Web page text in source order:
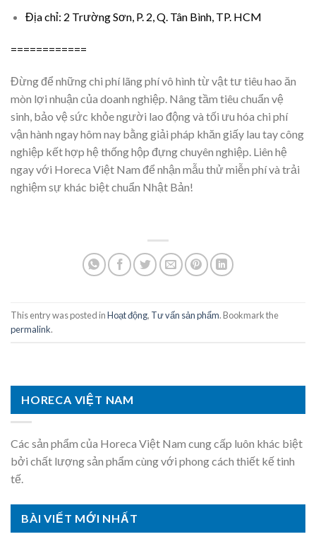
Địa chỉ: 2 Trường Sơn, P. 2, Q. Tân Bình, TP. HCM
============
Đừng để những chi phí lãng phí vô hình từ vật tư tiêu hao ăn
mòn lợi nhuận của doanh nghiệp. Nâng tầm tiêu chuẩn vệ
sinh, bảo vệ sức khỏe người lao động và tối ưu hóa chi phí
vận hành ngay hôm nay bằng giải pháp khăn giấy lau tay công
nghiệp kết hợp hệ thống hộp đựng chuyên nghiệp. Liên hệ
ngay với Horeca Việt Nam để nhận mẫu thử miễn phí và trải
nghiệm sự khác biệt chuẩn Nhật Bản!
This entry was posted inHoạt động, Tư vấn sản phẩm. Bookmark the
permalink.
HORECA VIỆT NAM
Các sản phẩm của Horeca Việt Nam cung cấp luôn khác biệt
bởi chất lượng sản phẩm cùng với phong cách thiết kế tinh
tế.
BÀI VIẾT MỚI NHẤT